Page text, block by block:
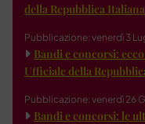
della Repubblica
Pubblicazione: venerdì 3
Bandi e concorsi:
Ufficiale della
Pubblicazione: venerdì 26
Bandi e concorsi: le